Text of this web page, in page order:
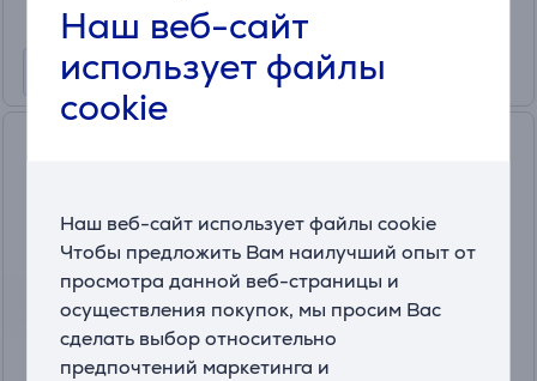
Наш веб-сайт
использует файлы
cookie
Наш веб-сайт использует файлы cookie
Чтобы предложить Вам наилучший опыт от
просмотра данной веб-страницы и
осуществления покупок, мы просим Вас
сделать выбор относительно
предпочтений маркетинга и
CM8Q
На складе
139.99 €
10 месяцев 15 €